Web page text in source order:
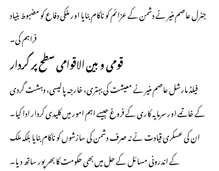
جنرل عاصم منیر نے دشمن کے عزائم کو ناکام بنایا اور ملکی دفاع کو مضبوط بنیاد
فراہم کی۔
قومی و بین الاقوامی سطح پر کردار
فیلڈ مارشل عاصم منیر نے معیشت کی بہتری، خارجہ پالیسی، دہشت گردی
کے خاتمے اور سرمایہ کاری کے فروغ جیسے اہم امور میں کلیدی کردار ادا کیا۔
ان کی عسکری قیادت نے نہ صرف دشمن کی سازشوں کو ناکام بنایا بلکہ ملک
کے اندرونی مسائل کے حل میں بھی حکومت کا بھرپور ساتھ دیا۔